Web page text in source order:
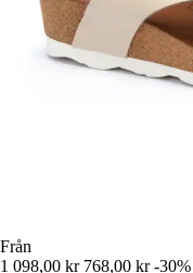
Från
1 098,00 kr 768,00 kr -30%